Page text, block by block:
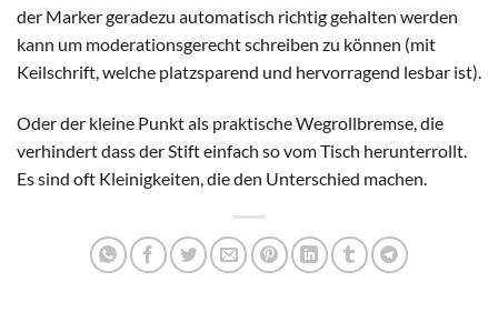
der Marker geradezu automatisch richtig gehalten werden
kann um moderationsgerecht schreiben zu können (mit
Keilschrift, welche platzsparend und hervorragend lesbar ist).
Oder der kleine Punkt als praktische Wegrollbremse, die
verhindert dass der Stift einfach so vom Tisch herunterrollt.
Es sind oft Kleinigkeiten, die den Unterschied machen.